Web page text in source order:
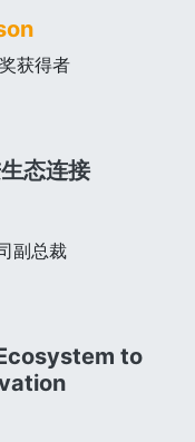
获得者
态连接
副总裁
to